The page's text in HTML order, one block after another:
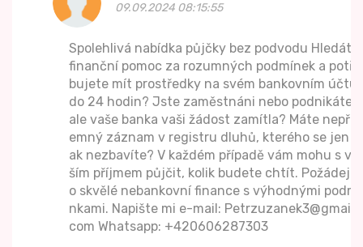
09.09.2024 08:15:55
Spolehlivá nabídka půjčky bez podvodu Hledáte
finanční pomoc za rozumných podmínek a potře
bujete mít prostředky na svém bankovním účtu
do 24 hodin? Jste zaměstnáni nebo podnikáte,
ale vaše banka vaši žádost zamítla? Máte nepříj
emný záznam v registru dluhů, kterého se jen t
ak nezbavíte? V každém případě vám mohu s va
ším příjmem půjčit, kolik budete chtít. Požádejte
o skvělé nebankovní finance s výhodnými podmí
nkami. Napište mi e-mail: Petrzuzanek3@gmail.
com Whatsapp: +420606287303